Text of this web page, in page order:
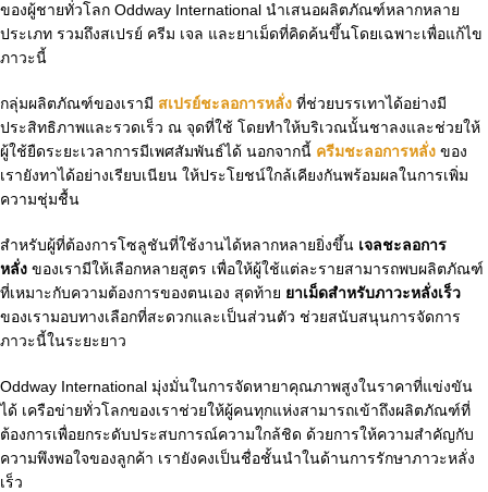
ของผู้ชายทั่วโลก Oddway International นำเสนอผลิตภัณฑ์หลากหลาย
ประเภท รวมถึงสเปรย์ ครีม เจล และยาเม็ดที่คิดค้นขึ้นโดยเฉพาะเพื่อแก้ไข
ภาวะนี้
กลุ่มผลิตภัณฑ์ของเรามี สเปรย์ชะลอการหลั่ง ที่ช่วยบรรเทาได้อย่างมี
ประสิทธิภาพและรวดเร็ว ณ จุดที่ใช้ โดยทำให้บริเวณนั้นชาลงและช่วยให้
ผู้ใช้ยืดระยะเวลาการมีเพศสัมพันธ์ได้ นอกจากนี้ ครีมชะลอการหลั่ง ของ
เรายังทาได้อย่างเรียบเนียน ให้ประโยชน์ใกล้เคียงกันพร้อมผลในการเพิ่ม
ความชุ่มชื้น
สำหรับผู้ที่ต้องการโซลูชันที่ใช้งานได้หลากหลายยิ่งขึ้น เจลชะลอการ
หลั่ง ของเรามีให้เลือกหลายสูตร เพื่อให้ผู้ใช้แต่ละรายสามารถพบผลิตภัณฑ์
ที่เหมาะกับความต้องการของตนเอง สุดท้าย ยาเม็ดสำหรับภาวะหลั่งเร็ว
ของเรามอบทางเลือกที่สะดวกและเป็นส่วนตัว ช่วยสนับสนุนการจัดการ
ภาวะนี้ในระยะยาว
Oddway International มุ่งมั่นในการจัดหายาคุณภาพสูงในราคาที่แข่งขัน
ได้ เครือข่ายทั่วโลกของเราช่วยให้ผู้คนทุกแห่งสามารถเข้าถึงผลิตภัณฑ์ที่
ต้องการเพื่อยกระดับประสบการณ์ความใกล้ชิด ด้วยการให้ความสำคัญกับ
ความพึงพอใจของลูกค้า เรายังคงเป็นชื่อชั้นนำในด้านการรักษาภาวะหลั่ง
เร็ว